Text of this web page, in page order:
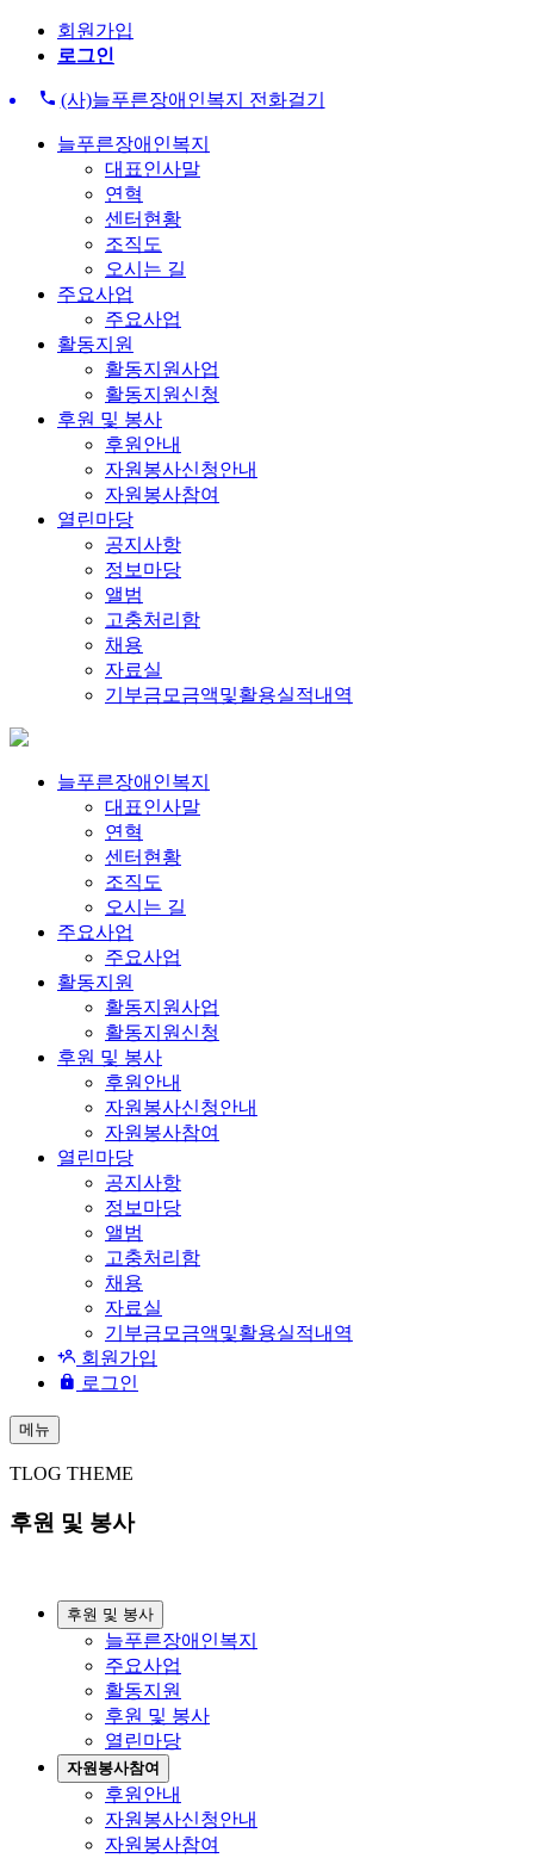
회원가입
로그인
(사)늘푸른장애인복지 전화걸기
늘푸른장애인복지
대표인사말
연혁
센터현황
조직도
오시는 길
주요사업
주요사업
활동지원
활동지원사업
활동지원신청
후원 및 봉사
후원안내
자원봉사신청안내
자원봉사참여
열린마당
공지사항
정보마당
앨범
고충처리함
채용
자료실
기부금모금액및활용실적내역
늘푸른장애인복지
대표인사말
연혁
센터현황
조직도
오시는 길
주요사업
주요사업
활동지원
활동지원사업
활동지원신청
후원 및 봉사
후원안내
자원봉사신청안내
자원봉사참여
열린마당
공지사항
정보마당
앨범
고충처리함
채용
자료실
기부금모금액및활용실적내역
회원가입
로그인
메뉴
TLOG THEME
후원 및 봉사
후원 및 봉사
늘푸른장애인복지
주요사업
활동지원
후원 및 봉사
열린마당
자원봉사참여
후원안내
자원봉사신청안내
자원봉사참여